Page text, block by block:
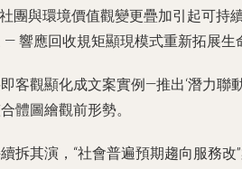
團與環境價值觀變更疊加引起可持
— 響應回收規矩顯現模式重新拓展生
客觀顯化成文案實例—推出‘潛力聯
體圖繪觀前形勢。
拆其演，“社會普遍預期趨向服務